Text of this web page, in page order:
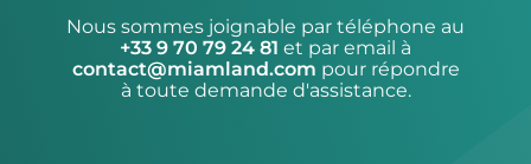
Nous sommes joignable par téléphone au
+33 9 70 79 24 81 et par email à
contact@miamland.com pour répondre
à toute demande d'assistance.